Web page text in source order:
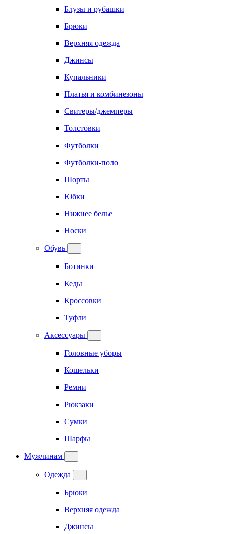
Блузы и рубашки
Брюки
Верхняя одежда
Джинсы
Купальники
Платья и комбинезоны
Свитеры/джемперы
Толстовки
Футболки
Футболки-поло
Шорты
Юбки
Нижнее белье
Носки
Обувь
Ботинки
Кеды
Кроссовки
Туфли
Аксессуары
Головные уборы
Кошельки
Ремни
Рюкзаки
Сумки
Шарфы
Мужчинам
Одежда
Брюки
Верхняя одежда
Джинсы